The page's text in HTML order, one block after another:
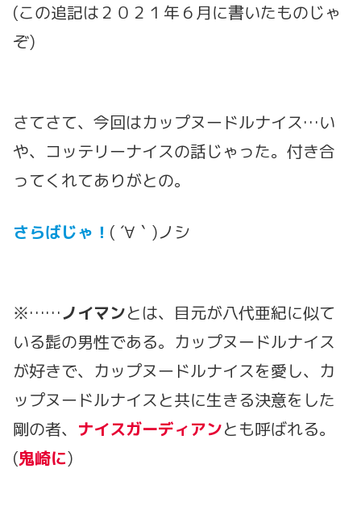
(この追記は２０２１年６月に書いたものじゃ
ぞ)
さてさて、今回はカップヌードルナイス…い
や、コッテリーナイスの話じゃった。付き合
ってくれてありがとの。
さらばじゃ！ ( ´∀｀)ノシ
※……ノイマンとは、目元が八代亜紀に似て
いる髭の男性である。カップヌードルナイス
が好きで、カップヌードルナイスを愛し、カ
ップヌードルナイスと共に生きる決意をした
剛の者、 ナイスガーディアンとも呼ばれる。
(鬼崎に)